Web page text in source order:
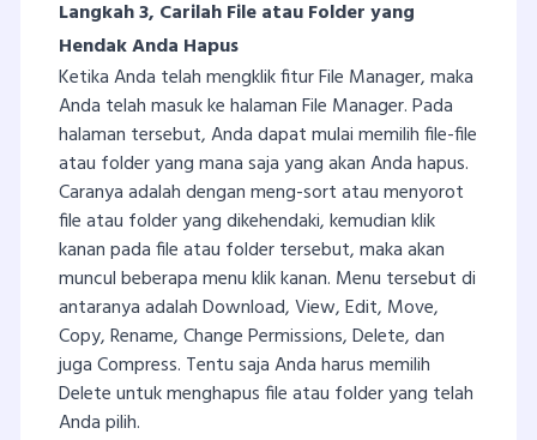
Langkah 3, Carilah File atau Folder yang
Hendak Anda Hapus
Ketika Anda telah mengklik fitur File Manager, maka
Anda telah masuk ke halaman File Manager. Pada
halaman tersebut, Anda dapat mulai memilih file-file
atau folder yang mana saja yang akan Anda hapus.
Caranya adalah dengan meng-sort atau menyorot
file atau folder yang dikehendaki, kemudian klik
kanan pada file atau folder tersebut, maka akan
muncul beberapa menu klik kanan. Menu tersebut di
antaranya adalah Download, View, Edit, Move,
Copy, Rename, Change Permissions, Delete, dan
juga Compress. Tentu saja Anda harus memilih
Delete untuk menghapus file atau folder yang telah
Anda pilih.